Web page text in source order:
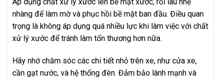
Áp dụng chất xử lý xước lên bề mặt xước, rồi lau nhẹ
nhàng để làm mờ và phục hồi bề mặt ban đầu. Điều quan
trọng là không áp dụng quá nhiều lực khi làm việc với chất
xử lý xước để tránh làm tổn thương hơn nữa.
Hãy nhớ chăm sóc các chi tiết nhỏ trên xe, như cửa xe,
cần gạt nước, và hệ thống đèn. Đảm bảo lành mạnh và